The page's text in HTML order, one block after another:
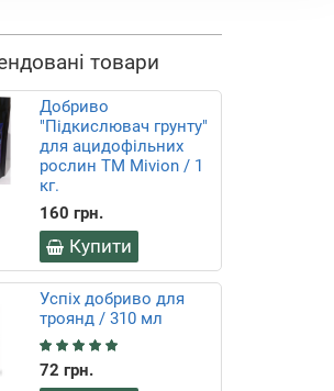
товари
Добриво
"Підкислювач грунту"
для ацидофільних
рослин ТМ Mivion / 1
кг.
160 грн.
Купити
Успіх добриво для
троянд / 310 мл
72 грн.